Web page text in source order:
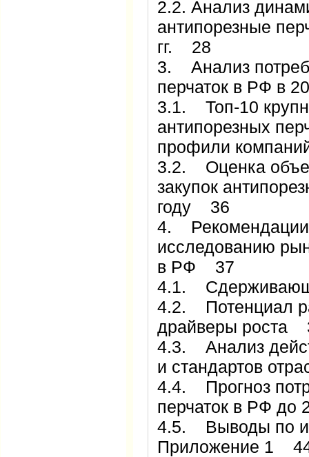
2.2. Анализ
антипорезные
гг. 28
3. Анализ
перчаток в РФ в
3.1. Топ-10
антипорезных
профили
3.2. Оценка
закупок
году 36
4.
исследованию
в РФ 37
4.1.
4.2. Потенциал
драйверы роста
4.3. Анализ
и стандартов
4.4. Прогноз
перчаток в РФ до
4.5. Выводы по
Приложение 1